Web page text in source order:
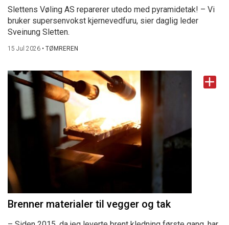
Slettens Vøling AS reparerer utedo med pyramidetak! – Vi
bruker supersenvokst kjernevedfuru, sier daglig leder
Sveinung Sletten.
15 Jul 2026 • TØMREREN
Brenner materialer til vegger og tak